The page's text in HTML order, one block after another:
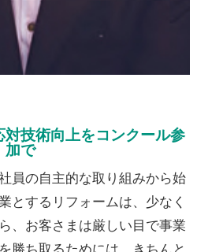
技術向上をコンクール参
加で
員の自主的な取り組みから始
とするリフォームは、少なく
、お客さまは厳しい目で事業